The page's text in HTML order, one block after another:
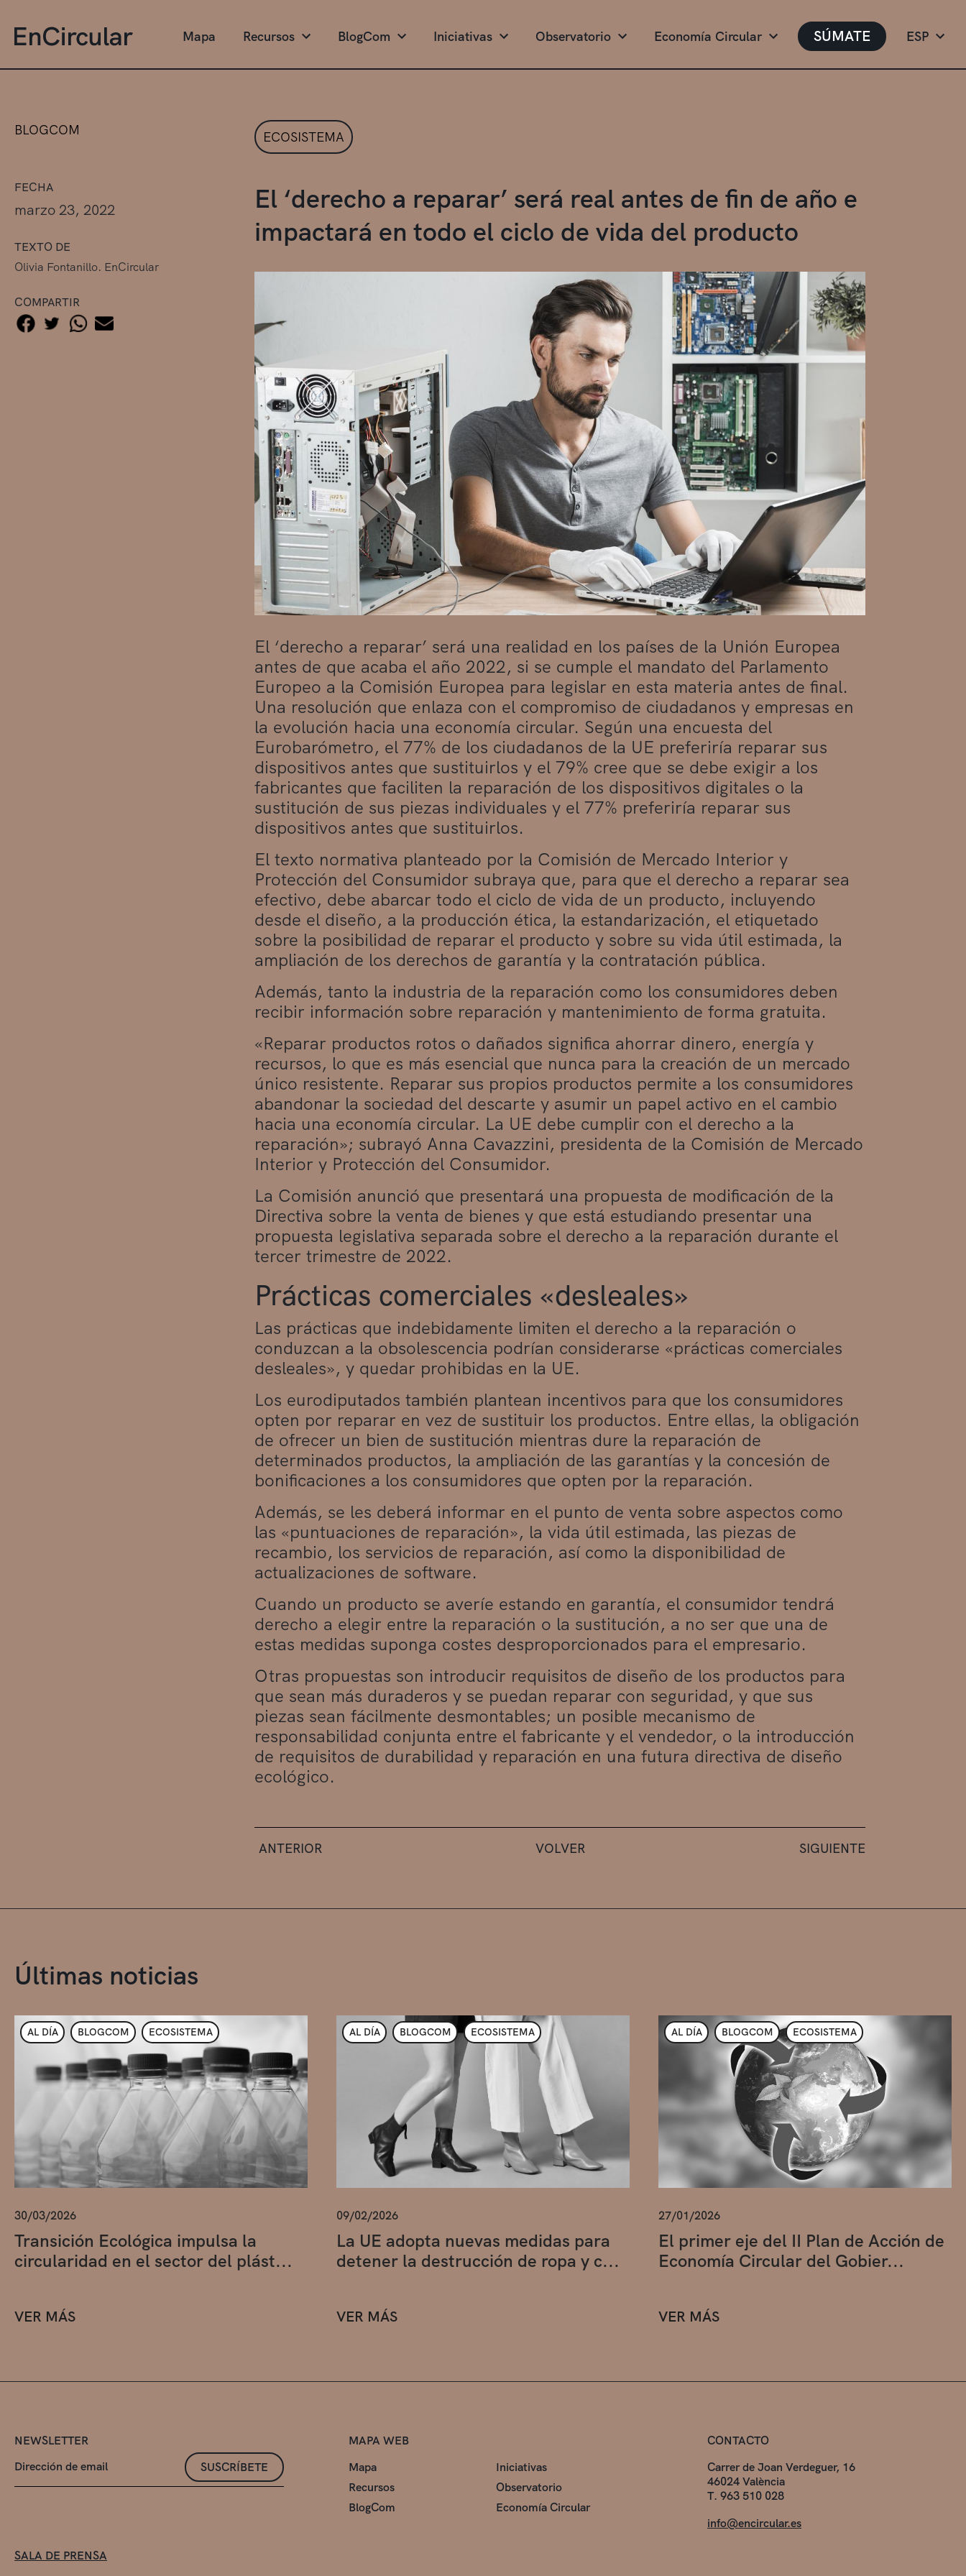
Mapa Recursos BlogCom Iniciativas Observatorio Economía Circular SÚMATE ESP
BLOGCOM
FECHA
marzo 23, 2022
TEXTO DE
Olivia Fontanillo. EnCircular
COMPARTIR
ECOSISTEMA
El ‘derecho a reparar’ será real antes de fin de año e
impactará en todo el ciclo de vida del producto
El ‘derecho a reparar’ será una realidad en los países de la Unión Europea
antes de que acaba el año 2022, si se cumple el mandato del Parlamento
Europeo a la Comisión Europea para legislar en esta materia antes de final.
Una resolución que enlaza con el compromiso de ciudadanos y empresas en
la evolución hacia una economía circular. Según una encuesta del
Eurobarómetro, el 77% de los ciudadanos de la UE preferiría reparar sus
dispositivos antes que sustituirlos y el 79% cree que se debe exigir a los
fabricantes que faciliten la reparación de los dispositivos digitales o la
sustitución de sus piezas individuales y el 77% preferiría reparar sus
dispositivos antes que sustituirlos.
El texto normativa planteado por la Comisión de Mercado Interior y
Protección del Consumidor subraya que, para que el derecho a reparar sea
efectivo, debe abarcar todo el ciclo de vida de un producto, incluyendo
desde el diseño, a la producción ética, la estandarización, el etiquetado
sobre la posibilidad de reparar el producto y sobre su vida útil estimada, la
ampliación de los derechos de garantía y la contratación pública.
Además, tanto la industria de la reparación como los consumidores deben
recibir información sobre reparación y mantenimiento de forma gratuita.
«Reparar productos rotos o dañados significa ahorrar dinero, energía y
recursos, lo que es más esencial que nunca para la creación de un mercado
único resistente. Reparar sus propios productos permite a los consumidores
abandonar la sociedad del descarte y asumir un papel activo en el cambio
hacia una economía circular. La UE debe cumplir con el derecho a la
reparación»; subrayó Anna Cavazzini, presidenta de la Comisión de Mercado
Interior y Protección del Consumidor.
La Comisión anunció que presentará una propuesta de modificación de la
Directiva sobre la venta de bienes y que está estudiando presentar una
propuesta legislativa separada sobre el derecho a la reparación durante el
tercer trimestre de 2022.
Prácticas comerciales «desleales»
Las prácticas que indebidamente limiten el derecho a la reparación o
conduzcan a la obsolescencia podrían considerarse «prácticas comerciales
desleales», y quedar prohibidas en la UE.
Los eurodiputados también plantean incentivos para que los consumidores
opten por reparar en vez de sustituir los productos. Entre ellas, la obligación
de ofrecer un bien de sustitución mientras dure la reparación de
determinados productos, la ampliación de las garantías y la concesión de
bonificaciones a los consumidores que opten por la reparación.
Además, se les deberá informar en el punto de venta sobre aspectos como
las «puntuaciones de reparación», la vida útil estimada, las piezas de
recambio, los servicios de reparación, así como la disponibilidad de
actualizaciones de software.
Cuando un producto se averíe estando en garantía, el consumidor tendrá
derecho a elegir entre la reparación o la sustitución, a no ser que una de
estas medidas suponga costes desproporcionados para el empresario.
Otras propuestas son introducir requisitos de diseño de los productos para
que sean más duraderos y se puedan reparar con seguridad, y que sus
piezas sean fácilmente desmontables; un posible mecanismo de
responsabilidad conjunta entre el fabricante y el vendedor, o la introducción
de requisitos de durabilidad y reparación en una futura directiva de diseño
ecológico.
ANTERIOR VOLVER SIGUIENTE
Últimas noticias
AL DÍA BLOGCOM ECOSISTEMA
30/03/2026
Transición Ecológica impulsa la
circularidad en el sector del plást...
VER MÁS
AL DÍA BLOGCOM ECOSISTEMA
09/02/2026
La UE adopta nuevas medidas para
detener la destrucción de ropa y c...
VER MÁS
AL DÍA BLOGCOM ECOSISTEMA
27/01/2026
El primer eje del II Plan de Acción de
Economía Circular del Gobier...
VER MÁS
NEWSLETTER
SUSCRÍBETE
SALA DE PRENSA
MAPA WEB
Mapa
Iniciativas
Recursos
Observatorio
BlogCom
Economía Circular
CONTACTO
Carrer de Joan Verdeguer, 16
46024 València
T. 963 510 028
info@encircular.es